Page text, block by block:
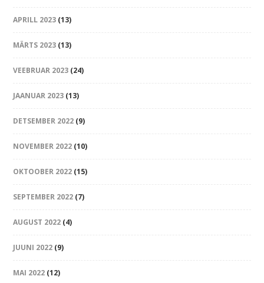
APRILL 2023 (13)
MÄRTS 2023 (13)
VEEBRUAR 2023 (24)
JAANUAR 2023 (13)
DETSEMBER 2022 (9)
NOVEMBER 2022 (10)
OKTOOBER 2022 (15)
SEPTEMBER 2022 (7)
AUGUST 2022 (4)
JUUNI 2022 (9)
MAI 2022 (12)